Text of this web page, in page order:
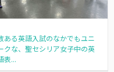
ある英語入試のなかでもユニ
クな、聖セシリア女子中の英
表...